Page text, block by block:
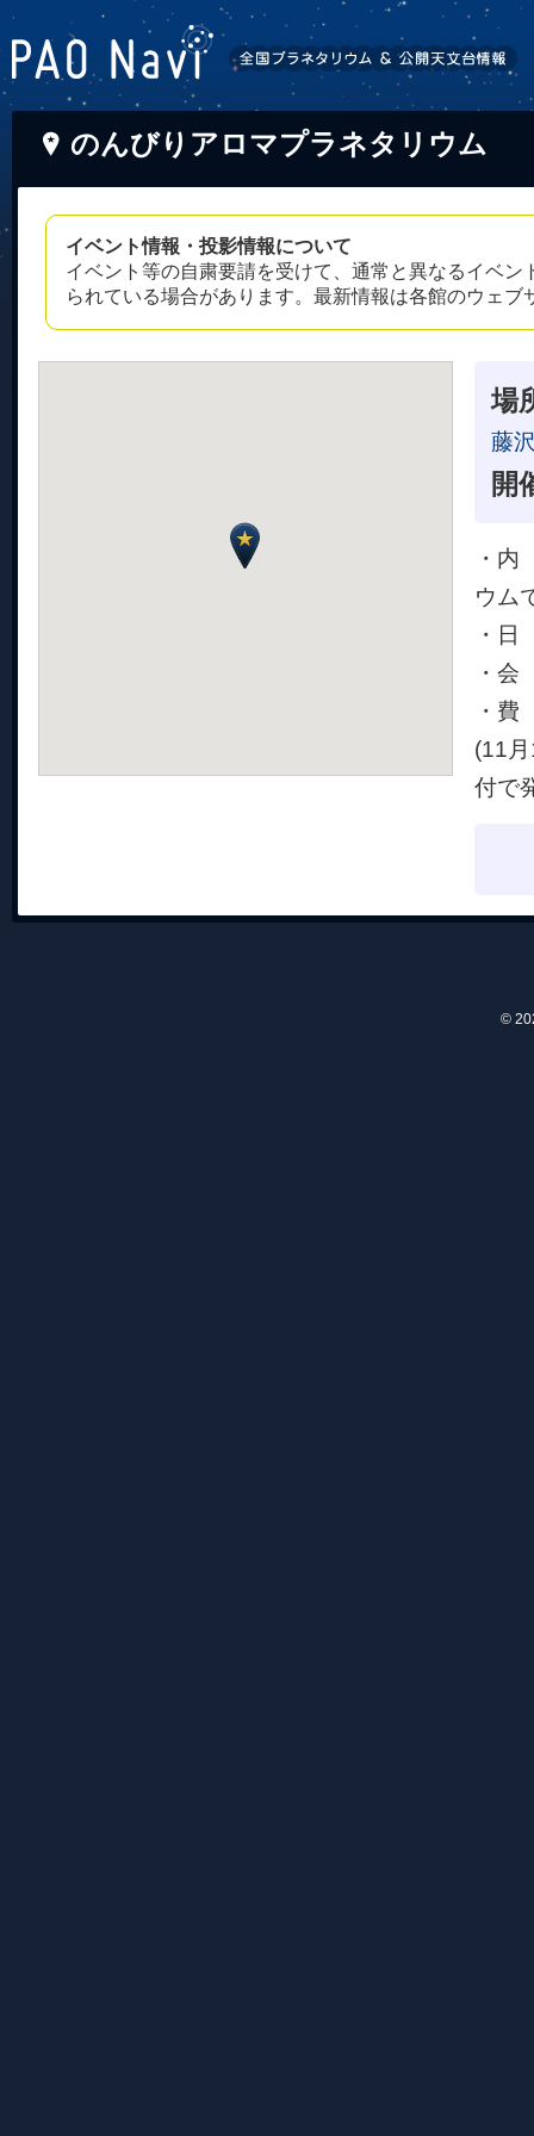
のんびりアロマプラネタリウム
イベント情報・投影情報について
イベント等の自粛要請を受けて、通常と異なるイベ
られている場合があります。最新情報は各館のウェ
場
藤
開
・
ウム
・
・
・
(11
付で
©